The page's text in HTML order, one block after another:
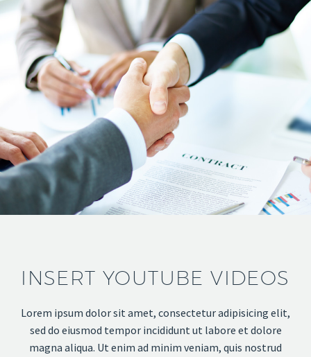
INSERT YOUTUBE VIDEOS
Lorem ipsum dolor sit amet, consectetur adipisicing elit,
sed do eiusmod tempor incididunt ut labore et dolore
magna aliqua. Ut enim ad minim veniam, quis nostrud